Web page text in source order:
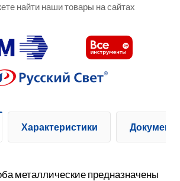
найти наши товары на сайтах
Характеристики
металлические предназначены